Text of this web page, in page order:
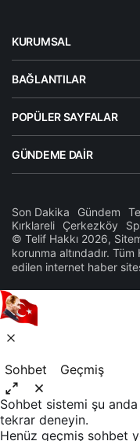
KURUMSAL
BAĞLANTILAR
POPÜLER SAYFALAR
GÜNDEME DAIR
Son Dakika Gündem
Kırklareli
Çerkezköy
© Telif Hakkı 2026,
korunma altındadır. Tüm
edilen internet haber
Sohbet Geçmiş
Sohbet sistemi şu
tekrar deneyin.
Henüz geçmiş sohbet